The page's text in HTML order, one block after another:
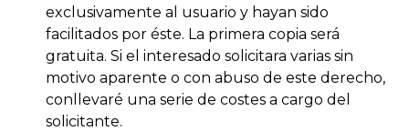
exclusivamente al usuario y hayan sido
facilitados por éste. La primera copia será
gratuita. Si el interesado solicitara varias sin
motivo aparente o con abuso de este derecho,
conllevaré una serie de costes a cargo del
solicitante.